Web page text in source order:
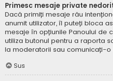
Primesc mesaje private
Dacă primiți mesaje rău
anumit utilizator, îl puteți bloca
mesaje în opțiunile Panoului de
utiliza butonul pentru a raporta
la moderatorii sau comunicați-o
Sus